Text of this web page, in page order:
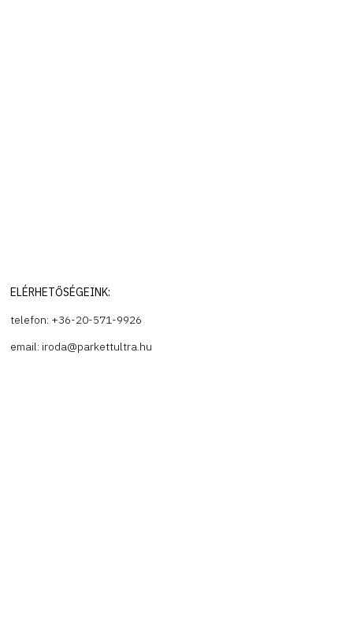
ELÉRHETŐSÉGEINK:
telefon: +36-20-571-9926
email: iroda@parkettultra.hu